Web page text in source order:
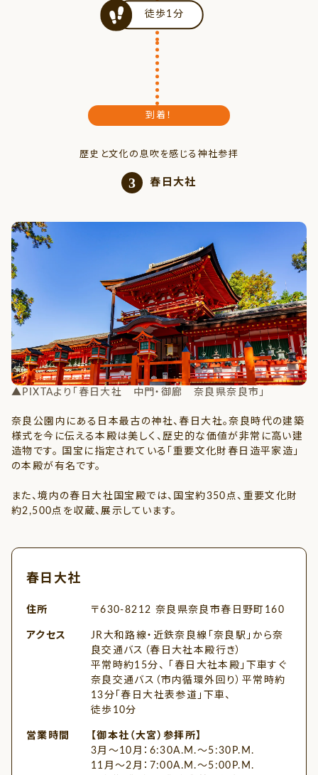
徒歩1分
到着！
歴史と文化の息吹を感じる神社参拝
3 春日大社
▲PIXTAより「春日大社 中門・御廊 奈良県奈良市」
奈良公園内にある日本最古の神社、春日大社。奈良時代の建築
様式を今に伝える本殿は美しく、歴史的な価値が非常に高い建
造物です。 国宝に指定されている「重要文化財春日造平家造」
の本殿が有名です。
また、境内の春日大社国宝殿では、国宝約350点、重要文化財
約2,500点を収蔵、展示しています。
春日大社
住所 〒630-8212 奈良県奈良市春日野町160
アクセス
JR大和路線・近鉄奈良線「奈良駅」から奈
良交通バス（春日大社本殿行き）
平常時約15分、 「春日大社本殿」下車すぐ
奈良交通バス（市内循環外回り）平常時約
13分「春日大社表参道」下車、
徒歩10分
営業時間
【御本社（大宮）参拝所】
3月～10月：6:30A.M.～5:30P.M.
11月～2月：7:00A.M.～5:00P.M.